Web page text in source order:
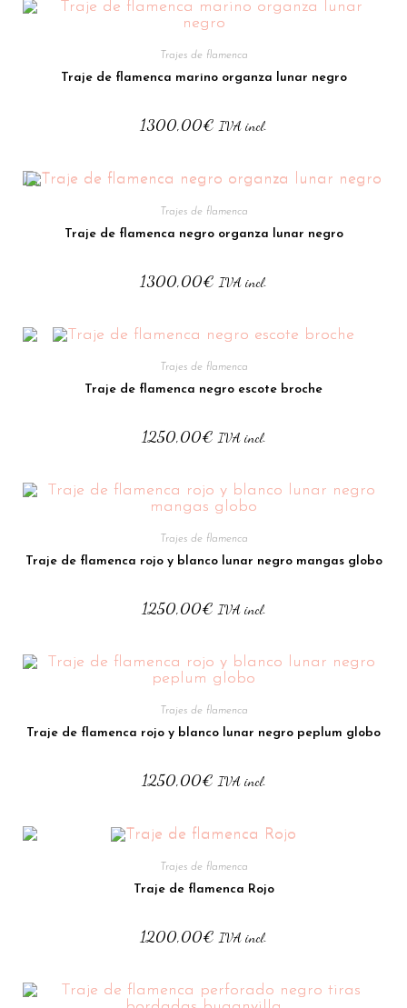
Trajes de flamenca
Traje de flamenca marino organza lunar negro
1300,00€ IVA incl.
Trajes de flamenca
Traje de flamenca negro organza lunar negro
1300,00€ IVA incl.
Trajes de flamenca
Traje de flamenca negro escote broche
1250,00€ IVA incl.
Trajes de flamenca
Traje de flamenca rojo y blanco lunar negro mangas globo
1250,00€ IVA incl.
Trajes de flamenca
Traje de flamenca rojo y blanco lunar negro peplum globo
1250,00€ IVA incl.
Trajes de flamenca
Traje de flamenca Rojo
1200,00€ IVA incl.